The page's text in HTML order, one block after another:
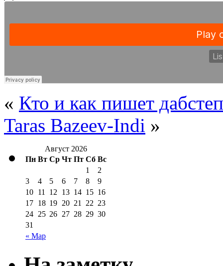
« Кто и как пишет дабстеп
Taras Bazeev-Indi »
Август 2026
Пн Вт Ср Чт Пт Сб Вс
« Мар
1
2
3
4 5 6 7 8
9
10 11 12 13 14 15 16
17 18 19 20 21 22 23
24 25 26 27 28 29 30
31